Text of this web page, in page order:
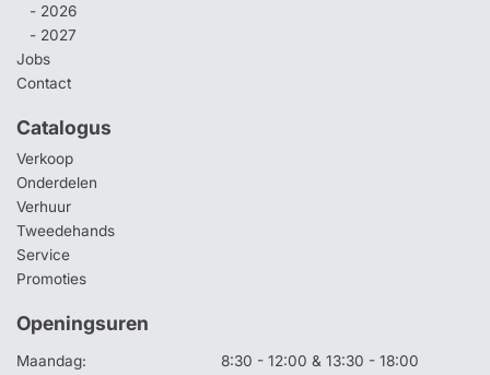
- 2026
- 2027
Jobs
Contact
Catalogus
Verkoop
Onderdelen
Verhuur
Tweedehands
Service
Promoties
Openingsuren
Maandag:
8:30 - 12:00 & 13:30 - 18:00